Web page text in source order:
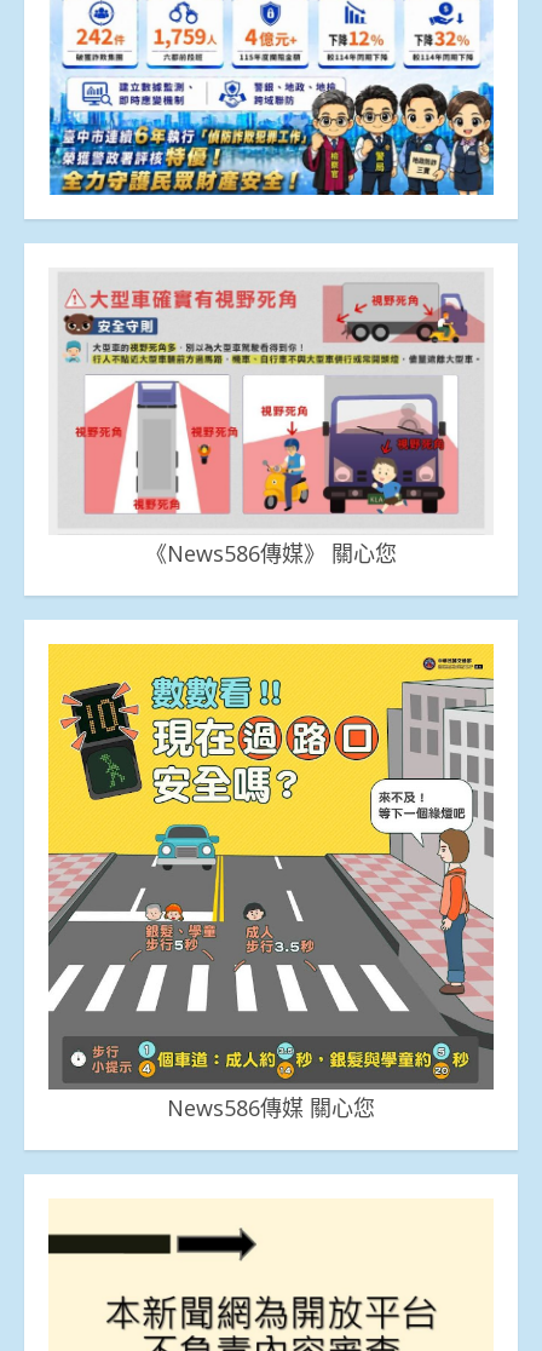
《News586傳媒》 關心您
News586傳媒 關心您